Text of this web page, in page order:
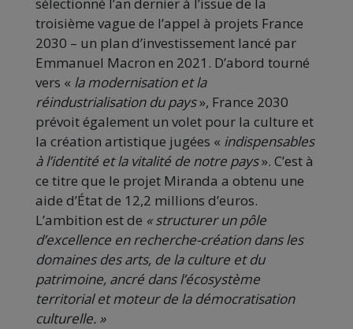
sélectionné l’an dernier à l’issue de la
troisième vague de l’appel à projets France
2030 – un plan d’investissement lancé par
Emmanuel Macron en 2021. D’abord tourné
vers « la modernisation et la
réindustrialisation du pays», France 2030
prévoit également un volet pour la culture et
la création artistique jugées « indispensables
à l’identité et la vitalité de notre pays». C’est à
ce titre que le projet Miranda a obtenu une
aide d’État de 12,2 millions d’euros.
L’ambition est de « structurer un pôle
d’excellence en recherche-création dans les
domaines des arts, de la culture et du
patrimoine, ancré dans l’écosystème
territorial et moteur de la démocratisation
culturelle. »